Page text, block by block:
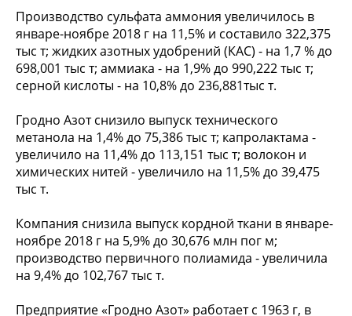
Производство сульфата аммония увеличилось в
январе-ноябре 2018 г на 11,5% и составило 322,375
тыс т; жидких азотных удобрений (КАС) - на 1,7 % до
698,001 тыс т; аммиака - на 1,9% до 990,222 тыс т;
серной кислоты - на 10,8% до 236,881тыс т.
Гродно Азот снизило выпуск технического
метанола на 1,4% до 75,386 тыс т; капролактама -
увеличило на 11,4% до 113,151 тыс т; волокон и
химических нитей - увеличило на 11,5% до 39,475
тыс т.
Компания снизила выпуск кордной ткани в январе-
ноябре 2018 г на 5,9% до 30,676 млн пог м;
производство первичного полиамида - увеличила
на 9,4% до 102,767 тыс т.
Предприятие «Гродно Азот» работает с 1963 г, в